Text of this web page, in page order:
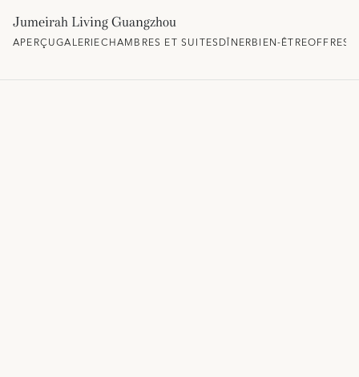
Jumeirah Living Guangzhou
APERÇUGALERIECHAMBRES ET SUITESDÎNERBIEN-ÊTREOFFRES